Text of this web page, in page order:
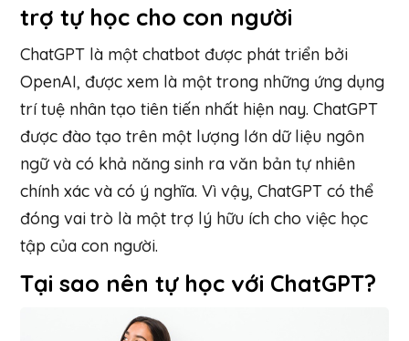
trợ tự học cho con người
ChatGPT là một chatbot được phát triển bởi
OpenAI, được xem là một trong những ứng dụng
trí tuệ nhân tạo tiên tiến nhất hiện nay. ChatGPT
được đào tạo trên một lượng lớn dữ liệu ngôn
ngữ và có khả năng sinh ra văn bản tự nhiên
chính xác và có ý nghĩa. Vì vậy, ChatGPT có thể
đóng vai trò là một trợ lý hữu ích cho việc học
tập của con người.
Tại sao nêntự học với ChatGPT?